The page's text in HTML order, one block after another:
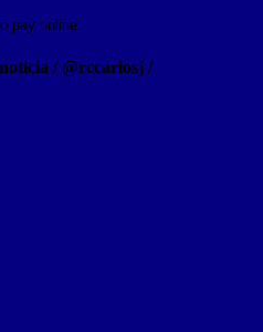
/ @rccarlosj /